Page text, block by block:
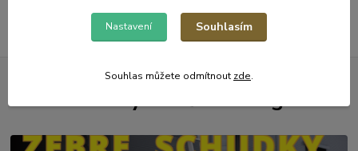
Novinky z našeho blogu
Nastavení Souhlasím
Souhlas můžete odmítnout zde.